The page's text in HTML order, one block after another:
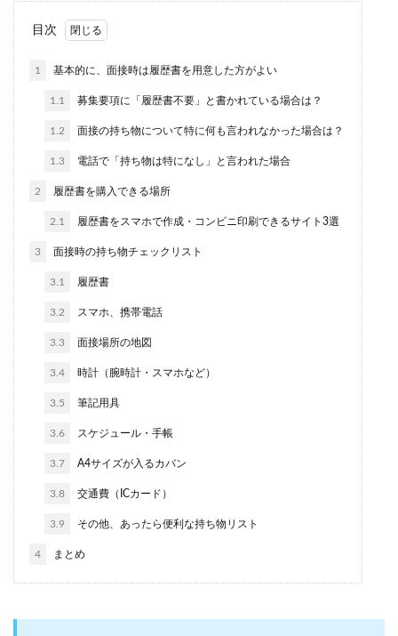
目次
1 基本的に、面接時は履歴書を用意した方がよい
1.1 募集要項に「履歴書不要」と書かれている場合は？
1.2 面接の持ち物について特に何も言われなかった場合は？
1.3 電話で「持ち物は特になし」と言われた場合
2 履歴書を購入できる場所
2.1 履歴書をスマホで作成・コンビニ印刷できるサイト3選
3 面接時の持ち物チェックリスト
3.1 履歴書
3.2 スマホ、携帯電話
3.3 面接場所の地図
3.4 時計（腕時計・スマホなど）
3.5 筆記用具
3.6 スケジュール・手帳
3.7 A4サイズが入るカバン
3.8 交通費（ICカード）
3.9 その他、あったら便利な持ち物リスト
4 まとめ